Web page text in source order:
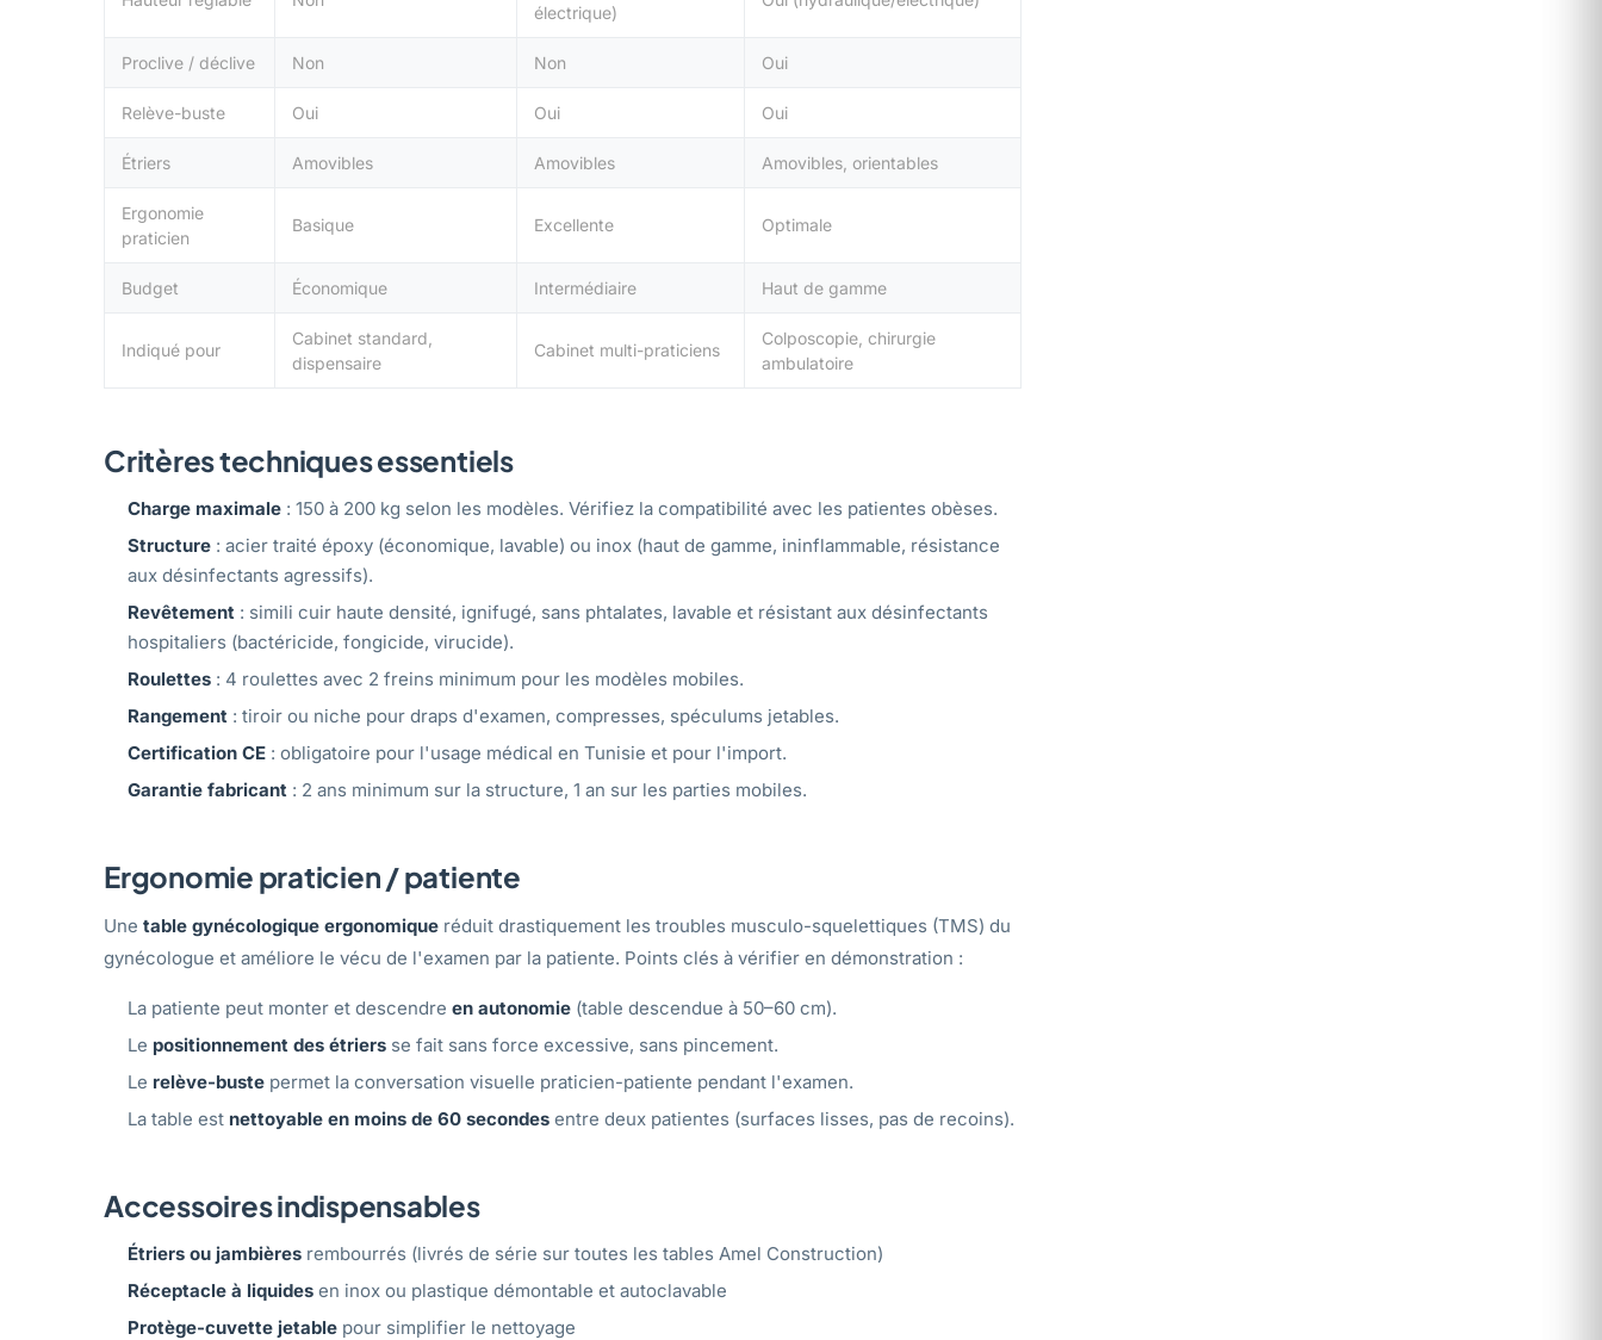
électrique)
Proclive / déclive Non Non Oui
Relève-buste Oui Oui Oui
Étriers Amovibles Amovibles Amovibles, orientables
Ergonomie
praticien
Basique Excellente Optimale
Budget Économique Intermédiaire Haut de gamme
Indiqué pour
Cabinet standard,
dispensaire
Cabinet multi-praticiens
Colposcopie, chirurgie
ambulatoire
Critères techniques essentiels
Charge maximale : 150 à 200 kg selon les modèles. Vérifiez la compatibilité avec les patientes obèses.
Structure : acier traité époxy (économique, lavable) ou inox (haut de gamme, ininflammable, résistance
aux désinfectants agressifs).
Revêtement : simili cuir haute densité, ignifugé, sans phtalates, lavable et résistant aux désinfectants
hospitaliers (bactéricide, fongicide, virucide).
Roulettes : 4 roulettes avec 2 freins minimum pour les modèles mobiles.
Rangement : tiroir ou niche pour draps d'examen, compresses, spéculums jetables.
Certification CE : obligatoire pour l'usage médical en Tunisie et pour l'import.
Garantie fabricant : 2 ans minimum sur la structure, 1 an sur les parties mobiles.
Ergonomie praticien / patiente
Une table gynécologique ergonomique réduit drastiquement les troubles musculo-squelettiques (TMS) du
gynécologue et améliore le vécu de l'examen par la patiente. Points clés à vérifier en démonstration :
La patiente peut monter et descendre en autonomie (table descendue à 50–60 cm).
Le positionnement des étriers se fait sans force excessive, sans pincement.
Le relève-buste permet la conversation visuelle praticien-patiente pendant l'examen.
La table est nettoyable en moins de 60 secondes entre deux patientes (surfaces lisses, pas de recoins).
Accessoires indispensables
Étriers ou jambières rembourrés (livrés de série sur toutes les tables Amel Construction)
Réceptacle à liquides en inox ou plastique démontable et autoclavable
Protège-cuvette jetable pour simplifier le nettoyage